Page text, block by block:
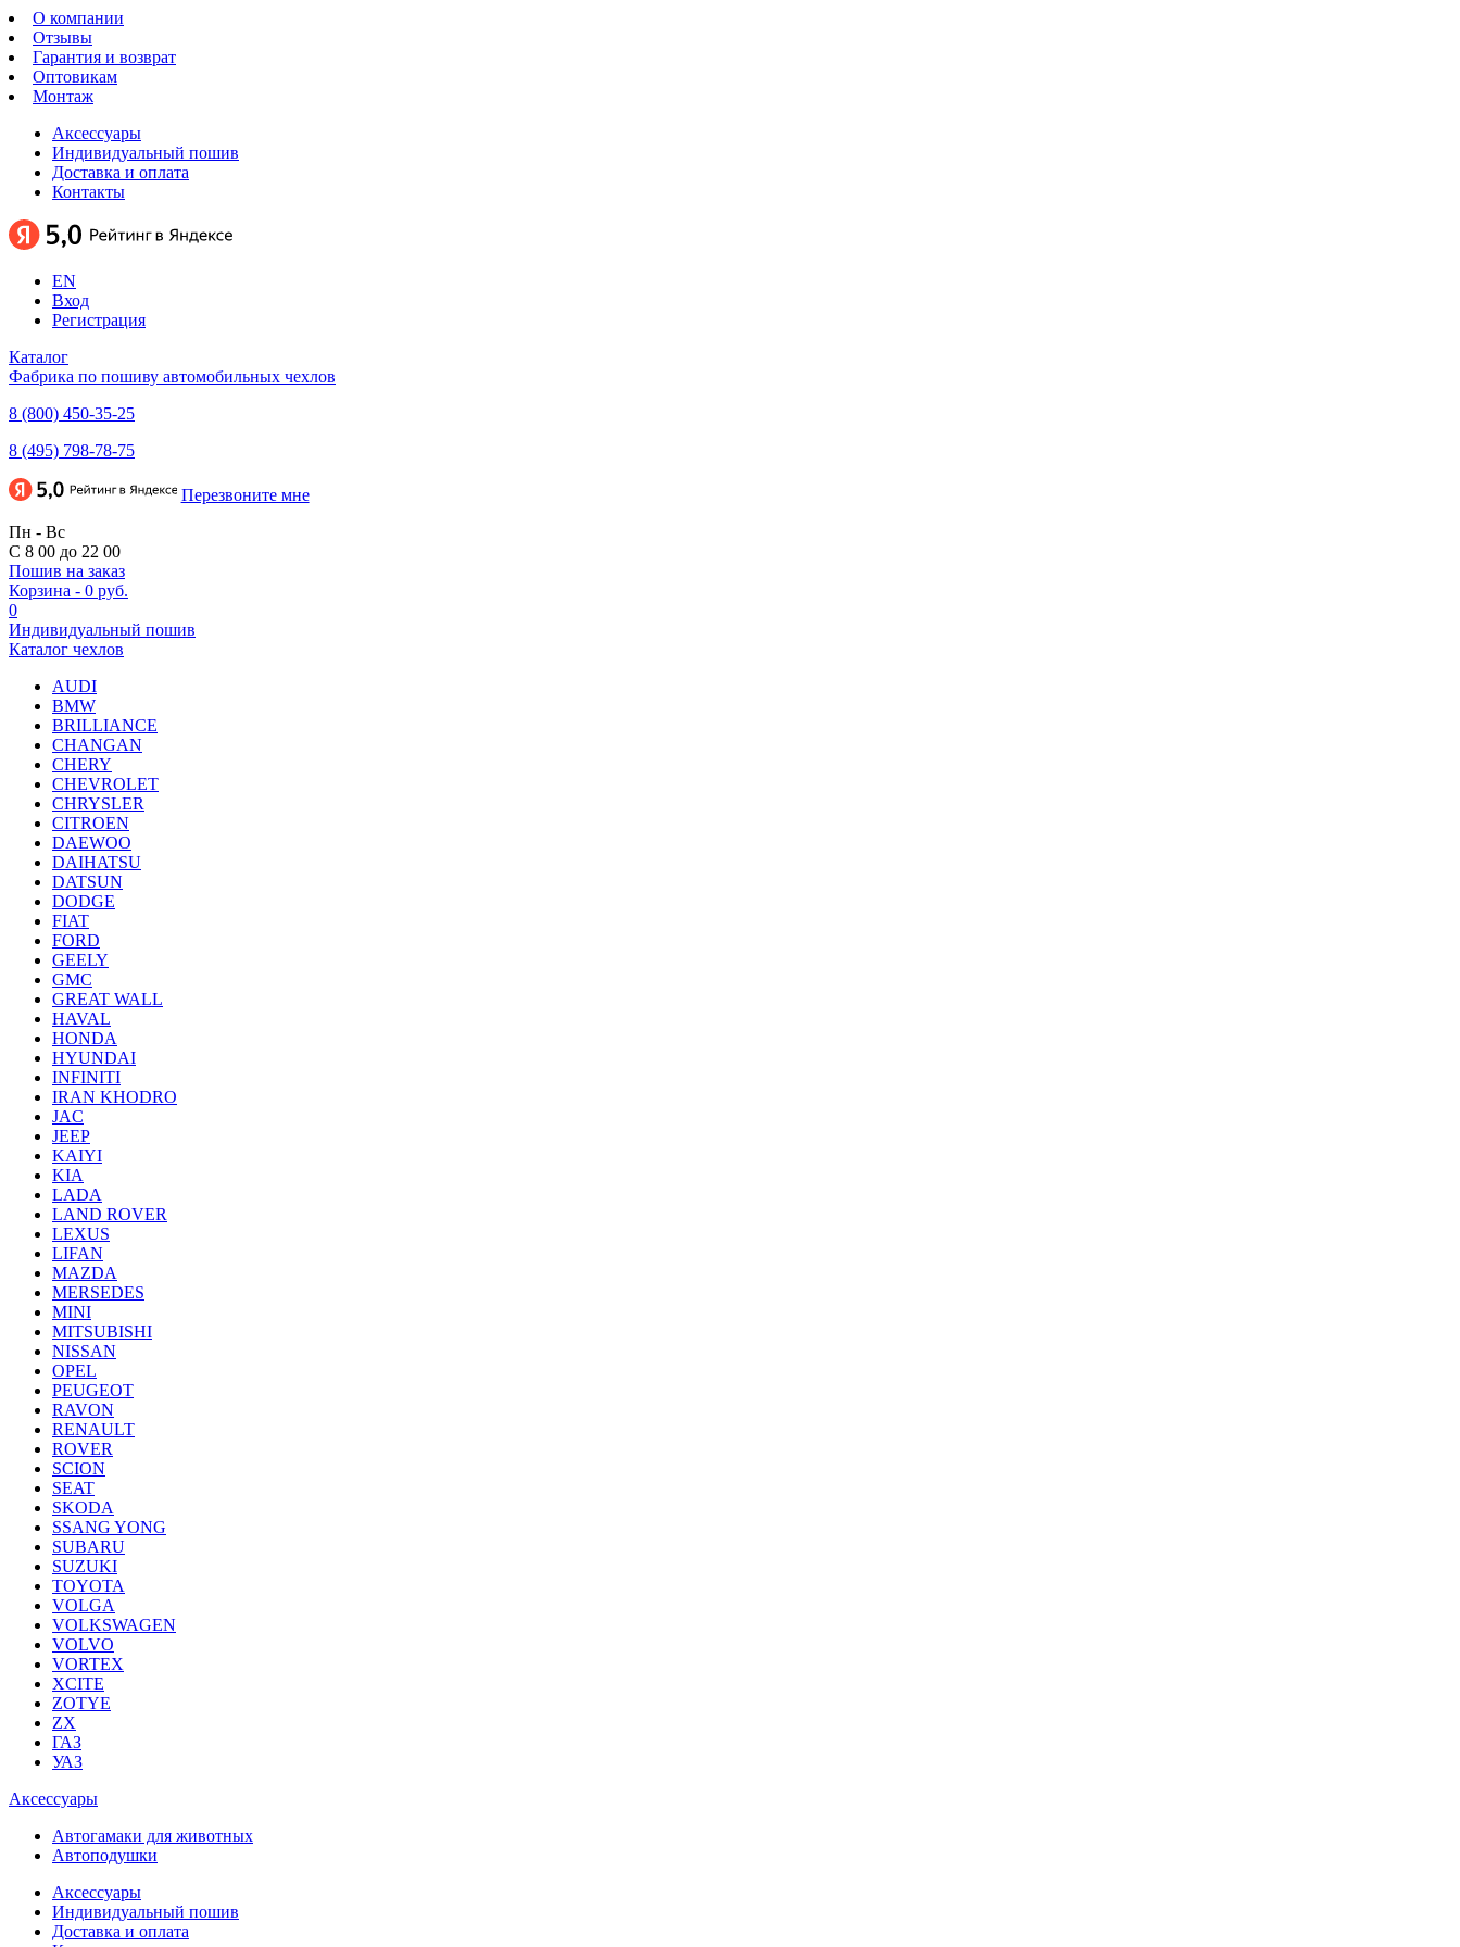
О компании
Отзывы
Гарантия и возврат
Оптовикам
Монтаж
Аксессуары
Индивидуальный пошив
Доставка и оплата
Контакты
EN
Вход
Регистрация
Каталог
Фабрика по пошиву автомобильных чехлов
8 (800) 450-35-25
8 (495) 798-78-75
Перезвоните мне
Пн - Вс
С 8 00 до 22 00
Пошив на заказ
Корзина - 0 руб.
0
Индивидуальный пошив
Каталог чехлов
AUDI
BMW
BRILLIANCE
CHANGAN
CHERY
CHEVROLET
CHRYSLER
CITROEN
DAEWOO
DAIHATSU
DATSUN
DODGE
FIAT
FORD
GEELY
GMC
GREAT WALL
HAVAL
HONDA
HYUNDAI
INFINITI
IRAN KHODRO
JAC
JEEP
KAIYI
KIA
LADA
LAND ROVER
LEXUS
LIFAN
MAZDA
MERSEDES
MINI
MITSUBISHI
NISSAN
OPEL
PEUGEOT
RAVON
RENAULT
ROVER
SCION
SEAT
SKODA
SSANG YONG
SUBARU
SUZUKI
TOYOTA
VOLGA
VOLKSWAGEN
VOLVO
VORTEX
XCITE
ZOTYE
ZX
ГАЗ
УАЗ
Аксессуары
Автогамаки для животных
Автоподушки
Аксессуары
Индивидуальный пошив
Доставка и оплата